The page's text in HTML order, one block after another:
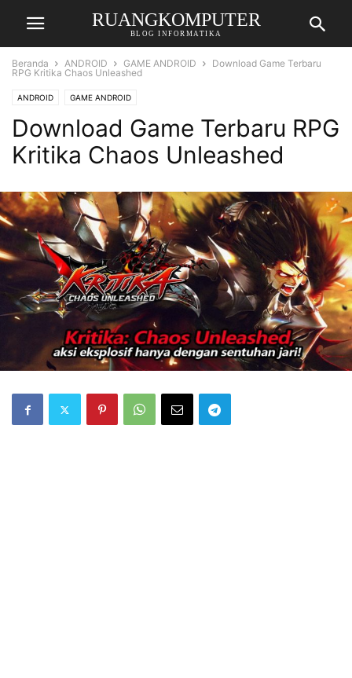
RUANGKOMPUTER
BLOG INFORMATIKA
Beranda ANDROID GAME ANDROID
Download Game Terbaru
RPG Kritika Chaos Unleashed
ANDROID GAME ANDROID
Download Game Terbaru RPG
Kritika Chaos Unleashed